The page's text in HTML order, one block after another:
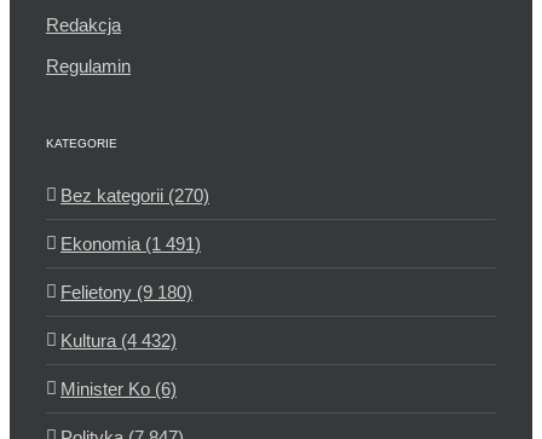
Redakcja
Regulamin
KATEGORIE
Bez kategorii (270)
Ekonomia (1 491)
Felietony (9 180)
Kultura (4 432)
Minister Ko (6)